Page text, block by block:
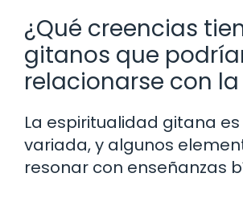
¿Qué creencias
gitanos que
relacionarse con la
La espiritualidad gitana
variada, y algunos
resonar con enseñanzas